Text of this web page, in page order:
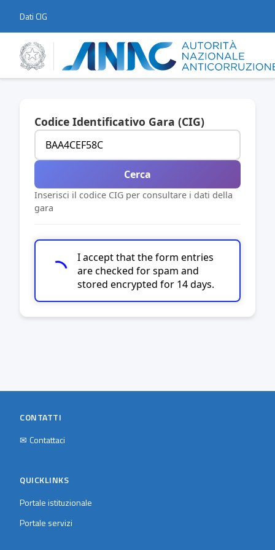
Dati CIG
Codice Identificativo Gara (CIG)
Cerca
Inserisci il codice CIG per consultare i dati della
gara
I accept that the form entries
are checked for spam and
stored encrypted for 14 days.
CONTATTI
✉ Contattaci
QUICKLINKS
Portale istituzionale
Portale servizi